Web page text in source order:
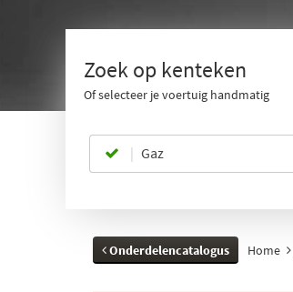
Zoek op kenteken
Of selecteer je voertuig handmatig
Gaz
Onderdelencatalogus Home